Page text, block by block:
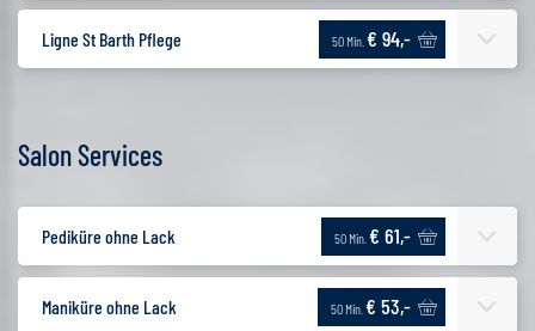
Ligne St Barth Pflege 50 Min. € 94,-
Salon Services
Pediküre ohne Lack 50 Min. € 61,-
Maniküre ohne Lack 50 Min. € 53,-